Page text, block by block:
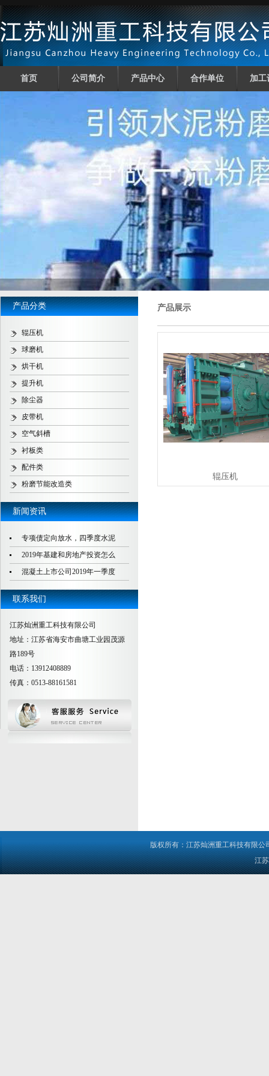
首页 公司简介 产品中心 合作单位 加工
产品分类
辊压机
球磨机
烘干机
提升机
除尘器
皮带机
空气斜槽
衬板类
配件类
粉磨节能改造类
新闻资讯
专项债定向放水，四季度水泥
2019年基建和房地产投资怎么
混凝土上市公司2019年一季度
联系我们
江苏灿洲重工科技有限公司
地址：江苏省海安市曲塘工业园茂源
路189号
电话：13912408889
传真：0513-88161581
产品展示
辊压机
版权所有：江苏灿洲重工科技有限
江